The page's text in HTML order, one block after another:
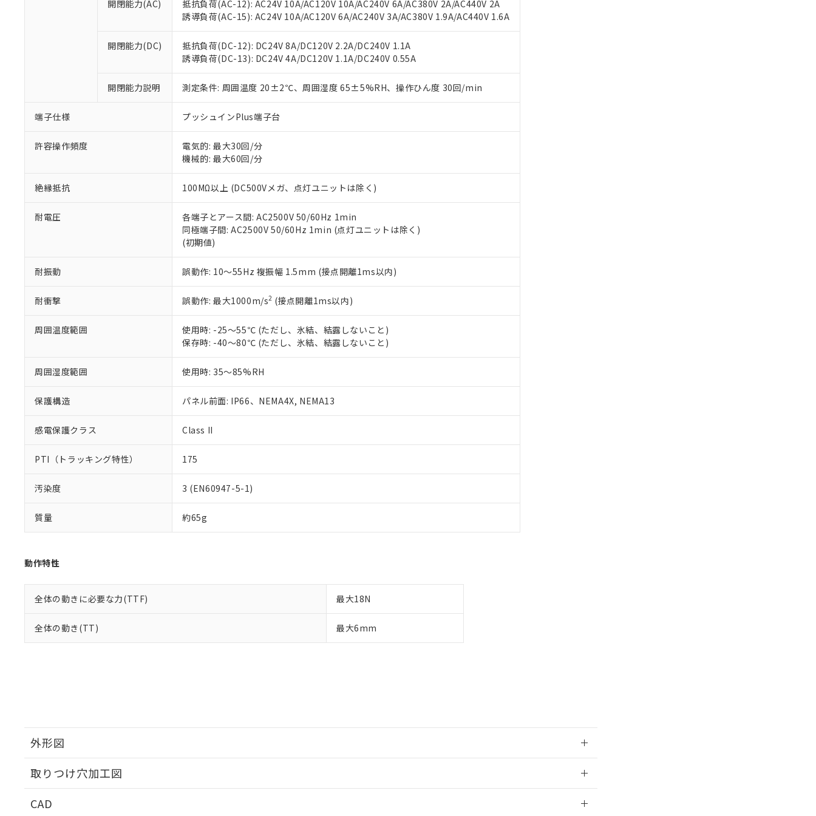
開閉能力(AC)
抵抗負荷(AC-12): AC24V 10A/AC120V 10A/AC240V 6A/AC380V 2A/AC440V 2A
誘導負荷(AC-15): AC24V 10A/AC120V 6A/AC240V 3A/AC380V 1.9A/AC440V 1.6A
開閉能力(DC)
抵抗負荷(DC-12): DC24V 8A/DC120V 2.2A/DC240V 1.1A
誘導負荷(DC-13): DC24V 4A/DC120V 1.1A/DC240V 0.55A
開閉能力説明 測定条件: 周囲温度 20±2℃、周囲湿度 65±5%RH、操作ひん度 30回/min
端子仕様 プッシュインPlus端子台
許容操作頻度
電気的: 最大30回/分
機械的: 最大60回/分
絶縁抵抗 100MΩ以上 (DC500Vメガ、点灯ユニットは除く)
耐電圧
各端子とアース間: AC2500V 50/60Hz 1min
同極端子間: AC2500V 50/60Hz 1min (点灯ユニットは除く)
(初期値)
耐振動 誤動作: 10～55Hz 複振幅 1.5mm (接点開離1ms以内)
耐衝撃 誤動作: 最大1000m/s2 (接点開離1ms以内)
周囲温度範囲
使用時: -25～55℃ (ただし、氷結、結露しないこと)
保存時: -40～80℃ (ただし、氷結、結露しないこと)
周囲湿度範囲 使用時: 35～85%RH
保護構造 パネル前面: IP66、NEMA4X, NEMA13
感電保護クラス Class II
PTI（トラッキング特性） 175
汚染度 3 (EN60947-5-1)
質量 約65g
動作特性
全体の動きに必要な力(TTF) 最大18N
全体の動き(TT) 最大6mm
外形図
取りつけ穴加工図
CAD
オムロン制御機器販売店や当社販売拠点は「販売ネットワーク
」をご確認ください。
在庫状況および標準価格結果を当社の事前の承諾なく第三者に漏洩または開示しないようお願いしま
マイパーツ機能（部品リスト作成サービス）をご利用いただくには、I-Webメンバーズにご登録され
ている必要があります。
お客様が当ウェブサイト上で当社にご登録された部品リストについて、当社および当社の共同利用者
が、当社の製品・サービスに関するお客様との取引・商談に必要な範囲で利用することをご了承くだ
さい。
※当社の共同利用者とは、
部品在庫の切り替え状況などにより、予定月が前後することがあります。
※3 非含有証明書ダウンロード
下記の非含有証明書をダウンロードすることができます。
51物質の非含有証明書（当社基準）
※本証明書は発行日時点で非含有を証明するもので、過去に遡って非含有を証明するものではありません。
また、RoHS指令のフタル酸エステル類４物質の対応では、対応完了までの期間は出荷製品に未対応品が
既に当社にて対応品への在庫切替を完了していることから、特段のことがない限り、2022年1月12日よ
り割愛しております。
※2 環境保護使用期限
「ｅ」：有害物質（10物質）のすべてが基準値以下であることを示します。
「10」：通常の使用状況下において有害物質が外部に漏えいし、環境に深刻な影響を及ぼさない年数を意
味します。
また当社は、販売先および販売に係わる関係者が違法に輸出するおそれがある場合は、取り引きをい
たしません。
合意する キャンセル
－
在庫なし(最新の在庫状況については、お客様のお取引先、またはお客様担当のオムロン制御
機器販売店・当社販売員にご確認ください)
空
白
受注生産機種、また在庫状況の情報を公開していない機種